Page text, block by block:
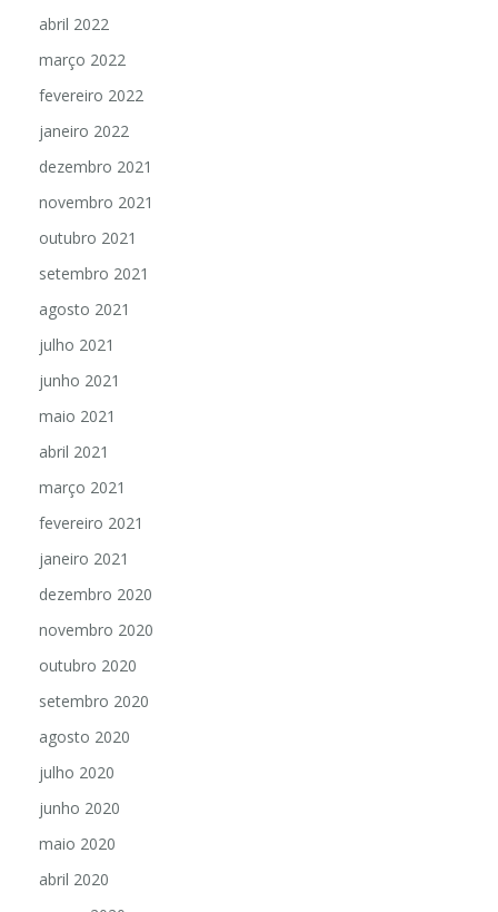
abril 2022
março 2022
fevereiro 2022
janeiro 2022
dezembro 2021
novembro 2021
outubro 2021
setembro 2021
agosto 2021
julho 2021
junho 2021
maio 2021
abril 2021
março 2021
fevereiro 2021
janeiro 2021
dezembro 2020
novembro 2020
outubro 2020
setembro 2020
agosto 2020
julho 2020
junho 2020
maio 2020
abril 2020